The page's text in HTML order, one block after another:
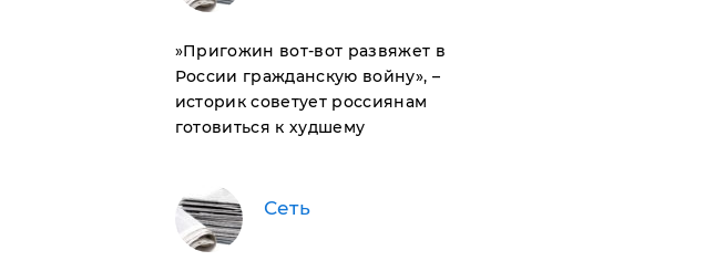
​»Пригожин вот-вот развяжет в
России гражданскую войну», –
историк советует россиянам
готовиться к худшему
Сеть